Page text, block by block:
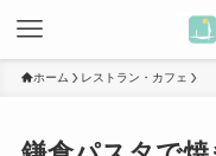
ホーム レストラン・カフェ